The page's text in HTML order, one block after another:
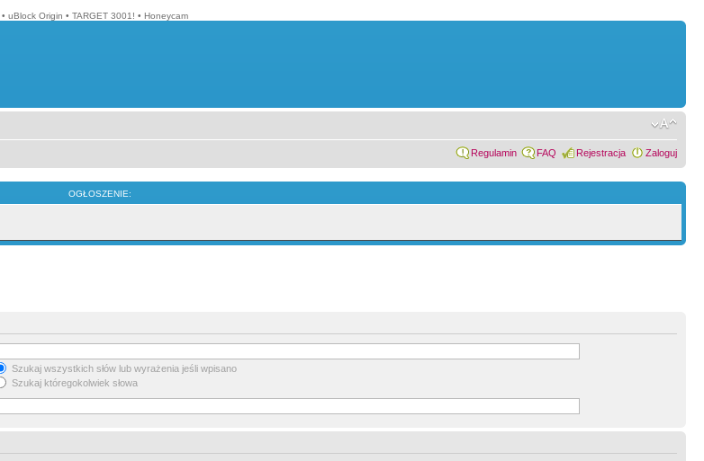
• uBlock Origin • TARGET 3001! • Honeycam
Regulamin FAQ Rejestracja Zaloguj
OGŁOSZENIE:
Szukaj wszystkich słów lub wyrażenia jeśli wpisano
Szukaj któregokolwiek słowa